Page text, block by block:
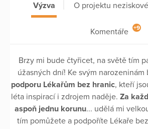
Výzva O projektu
Komentáře +9
Brzy mi bude čtyřicet, na světě tím
úžasných dní! Ke svým narozeninám
podporu Lékařům bez hranic, kteří
léta inspirací i zdrojem naděje. Za
aspoň jednu korunu... udělá mi
tím pomůžete a podpoříte Lékaře